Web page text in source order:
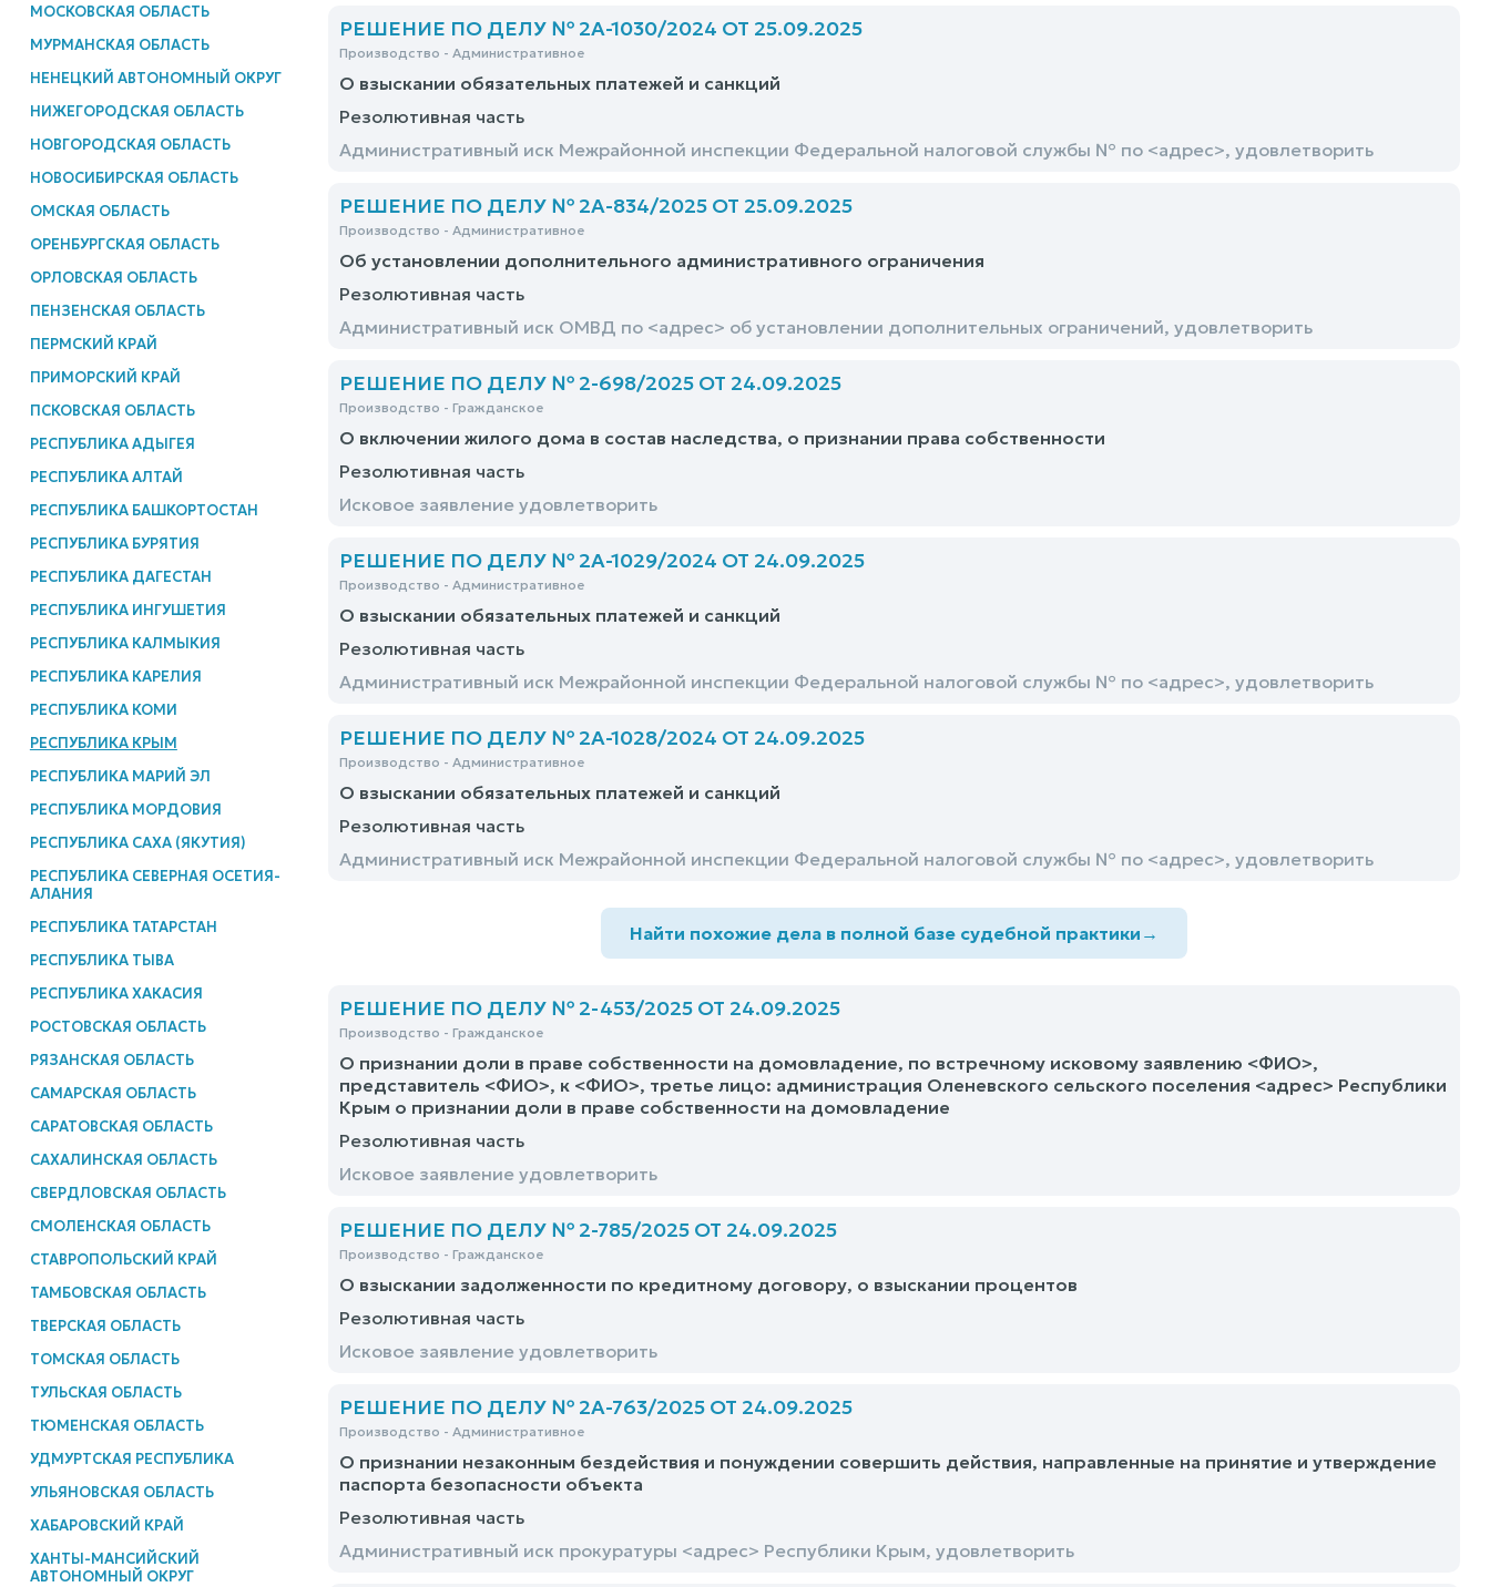
МОСКОВСКАЯ ОБЛАСТЬ
МУРМАНСКАЯ ОБЛАСТЬ
НЕНЕЦКИЙ АВТОНОМНЫЙ ОКРУГ
НИЖЕГОРОДСКАЯ ОБЛАСТЬ
НОВГОРОДСКАЯ ОБЛАСТЬ
НОВОСИБИРСКАЯ ОБЛАСТЬ
ОМСКАЯ ОБЛАСТЬ
ОРЕНБУРГСКАЯ ОБЛАСТЬ
ОРЛОВСКАЯ ОБЛАСТЬ
ПЕНЗЕНСКАЯ ОБЛАСТЬ
ПЕРМСКИЙ КРАЙ
ПРИМОРСКИЙ КРАЙ
ПСКОВСКАЯ ОБЛАСТЬ
РЕСПУБЛИКА АДЫГЕЯ
РЕСПУБЛИКА АЛТАЙ
РЕСПУБЛИКА БАШКОРТОСТАН
РЕСПУБЛИКА БУРЯТИЯ
РЕСПУБЛИКА ДАГЕСТАН
РЕСПУБЛИКА ИНГУШЕТИЯ
РЕСПУБЛИКА КАЛМЫКИЯ
РЕСПУБЛИКА КАРЕЛИЯ
РЕСПУБЛИКА КОМИ
РЕСПУБЛИКА КРЫМ
РЕСПУБЛИКА МАРИЙ ЭЛ
РЕСПУБЛИКА МОРДОВИЯ
РЕСПУБЛИКА САХА (ЯКУТИЯ)
РЕСПУБЛИКА СЕВЕРНАЯ ОСЕТИЯ-
АЛАНИЯ
РЕСПУБЛИКА ТАТАРСТАН
РЕСПУБЛИКА ТЫВА
РЕСПУБЛИКА ХАКАСИЯ
РОСТОВСКАЯ ОБЛАСТЬ
РЯЗАНСКАЯ ОБЛАСТЬ
САМАРСКАЯ ОБЛАСТЬ
САРАТОВСКАЯ ОБЛАСТЬ
САХАЛИНСКАЯ ОБЛАСТЬ
СВЕРДЛОВСКАЯ ОБЛАСТЬ
СМОЛЕНСКАЯ ОБЛАСТЬ
СТАВРОПОЛЬСКИЙ КРАЙ
ТАМБОВСКАЯ ОБЛАСТЬ
ТВЕРСКАЯ ОБЛАСТЬ
ТОМСКАЯ ОБЛАСТЬ
ТУЛЬСКАЯ ОБЛАСТЬ
ТЮМЕНСКАЯ ОБЛАСТЬ
УДМУРТСКАЯ РЕСПУБЛИКА
УЛЬЯНОВСКАЯ ОБЛАСТЬ
ХАБАРОВСКИЙ КРАЙ
ХАНТЫ-МАНСИЙСКИЙ
АВТОНОМНЫЙ ОКРУГ
РЕШЕНИЕ ПО ДЕЛУ № 2А-1030/2024 ОТ 25.09.2025
Производство - Административное
О взыскании обязательных платежей и санкций
Резолютивная часть
Административный иск Межрайонной инспекции Федеральной налоговой службы № по <адрес>, удовлетворить
РЕШЕНИЕ ПО ДЕЛУ № 2А-834/2025 ОТ 25.09.2025
Производство - Административное
Об установлении дополнительного административного ограничения
Резолютивная часть
Административный иск ОМВД по <адрес> об установлении дополнительных ограничений, удовлетворить
РЕШЕНИЕ ПО ДЕЛУ № 2-698/2025 ОТ 24.09.2025
Производство - Гражданское
О включении жилого дома в состав наследства, о признании права собственности
Резолютивная часть
Исковое заявление удовлетворить
РЕШЕНИЕ ПО ДЕЛУ № 2А-1029/2024 ОТ 24.09.2025
Производство - Административное
О взыскании обязательных платежей и санкций
Резолютивная часть
Административный иск Межрайонной инспекции Федеральной налоговой службы № по <адрес>, удовлетворить
РЕШЕНИЕ ПО ДЕЛУ № 2А-1028/2024 ОТ 24.09.2025
Производство - Административное
О взыскании обязательных платежей и санкций
Резолютивная часть
Административный иск Межрайонной инспекции Федеральной налоговой службы № по <адрес>, удовлетворить
Найти похожие дела в полной базе судебной практики →
РЕШЕНИЕ ПО ДЕЛУ № 2-453/2025 ОТ 24.09.2025
Производство - Гражданское
О признании доли в праве собственности на домовладение, по встречному исковому заявлению <ФИО>,
представитель <ФИО>, к <ФИО>, третье лицо: администрация Оленевского сельского поселения <адрес> Республики
Крым о признании доли в праве собственности на домовладение
Резолютивная часть
Исковое заявление удовлетворить
РЕШЕНИЕ ПО ДЕЛУ № 2-785/2025 ОТ 24.09.2025
Производство - Гражданское
О взыскании задолженности по кредитному договору, о взыскании процентов
Резолютивная часть
Исковое заявление удовлетворить
РЕШЕНИЕ ПО ДЕЛУ № 2А-763/2025 ОТ 24.09.2025
Производство - Административное
О признании незаконным бездействия и понуждении совершить действия, направленные на принятие и утверждение
паспорта безопасности объекта
Резолютивная часть
Административный иск прокуратуры <адрес> Республики Крым, удовлетворить